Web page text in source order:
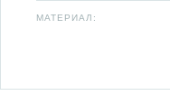
МАТЕРИАЛ: